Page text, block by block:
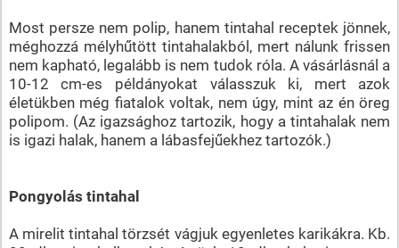
Most persze nem polip, hanem tintahal receptek jönnek,
méghozzá mélyhűtött tintahalakból, mert nálunk frissen
nem kapható, legalább is nem tudok róla. A vásárlásnál a
10-12 cm-es példányokat válasszuk ki, mert azok
életükben még fiatalok voltak, nem úgy, mint az én öreg
polipom. (Az igazsághoz tartozik, hogy a tintahalak nem
is igazi halak, hanem a lábasfejűekhez tartozók.)
Pongyolás tintahal
A mirelit tintahal törzsét vágjuk egyenletes karikákra. Kb.